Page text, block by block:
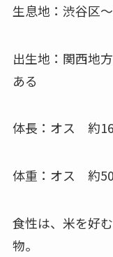
生息地：渋谷区
出生地：関西地
ある
体長：オス 約
体重：オス 約
食性は、米を好
物。